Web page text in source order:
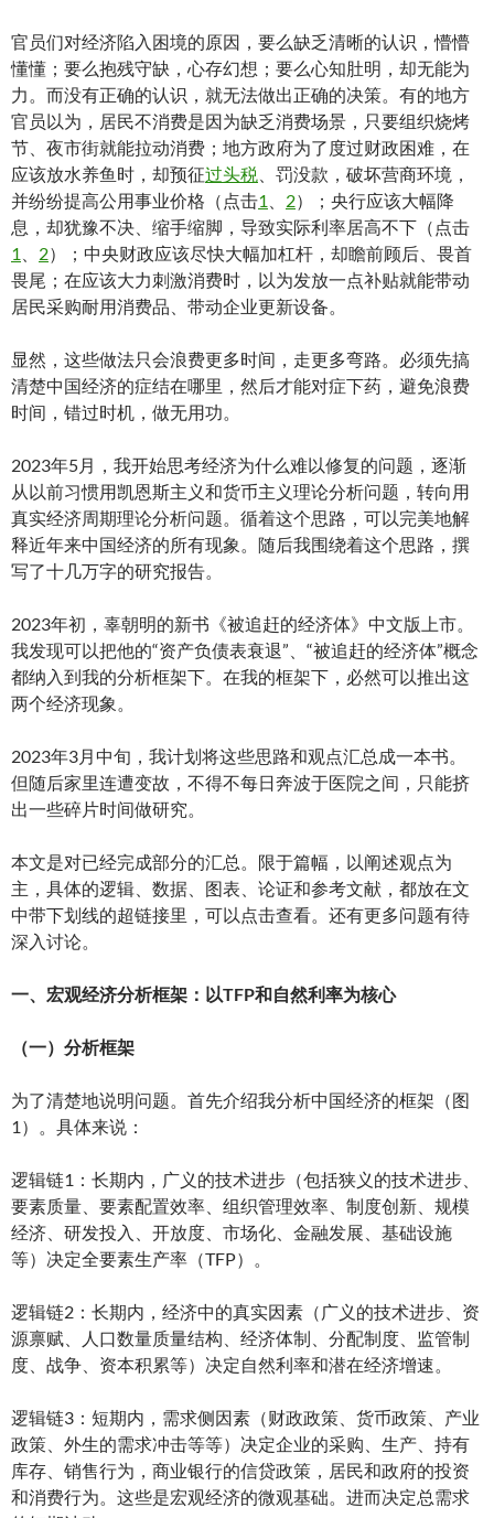
官员们对经济陷入困境的原因，要么缺乏清晰的认识，懵懵
懂懂；要么抱残守缺，心存幻想；要么心知肚明，却无能为
力。而没有正确的认识，就无法做出正确的决策。有的地方
官员以为，居民不消费是因为缺乏消费场景，只要组织烧烤
节、夜市街就能拉动消费；地方政府为了度过财政困难，在
应该放水养鱼时，却预征过头税 、罚没款，破坏营商环境，
并纷纷提高公用事业价格（点击1 2）；央行应该大幅降
息，却犹豫不决、缩手缩脚，导致实际利率居高不下（点击
1
2）；中央财政应该尽快大幅加杠杆，却瞻前顾后、畏首
畏尾；在应该大力刺激消费时，以为发放一点补贴就能带动
居民采购耐用消费品、带动企业更新设备。
显然，这些做法只会浪费更多时间，走更多弯路。必须先搞
清楚中国经济的症结在哪里，然后才能对症下药，避免浪费
时间，错过时机，做无用功。
2023年5月，我开始思考经济为什么难以修复的问题，逐渐
从以前习惯用凯恩斯主义和货币主义理论分析问题，转向用
真实经济周期理论分析问题。循着这个思路，可以完美地解
释近年来中国经济的所有现象。随后我围绕着这个思路，撰
写了十几万字的研究报告。
2023年初，辜朝明的新书《被追赶的经济体》中文版上市。
我发现可以把他的“资产负债表衰退”、“被追赶的经济体”概念
都纳入到我的分析框架下。在我的框架下，必然可以推出这
两个经济现象。
2023年3月中旬，我计划将这些思路和观点汇总成一本书。
但随后家里连遭变故，不得不每日奔波于医院之间，只能挤
出一些碎片时间做研究。
本文是对已经完成部分的汇总。限于篇幅，以阐述观点为
主，具体的逻辑、数据、图表、论证和参考文献，都放在文
中带下划线的超链接里，可以点击查看。还有更多问题有待
深入讨论。
一、宏观经济分析框架：以TFP和自然利率为核心
（一）分析框架
为了清楚地说明问题。首先介绍我分析中国经济的框架（图
1）。具体来说：
逻辑链1：长期内，广义的技术进步（包括狭义的技术进步、
要素质量、要素配置效率、组织管理效率、制度创新、规模
经济、研发投入、开放度、市场化、金融发展、基础设施
等）决定全要素生产率（TFP）。
逻辑链2：长期内，经济中的真实因素（广义的技术进步、资
源禀赋、人口数量质量结构、经济体制、分配制度、监管制
度、战争、资本积累等）决定自然利率和潜在经济增速。
逻辑链3：短期内，需求侧因素（财政政策、货币政策、产业
政策、外生的需求冲击等等）决定企业的采购、生产、持有
库存、销售行为，商业银行的信贷政策，居民和政府的投资
和消费行为。这些是宏观经济的微观基础。进而决定总需求